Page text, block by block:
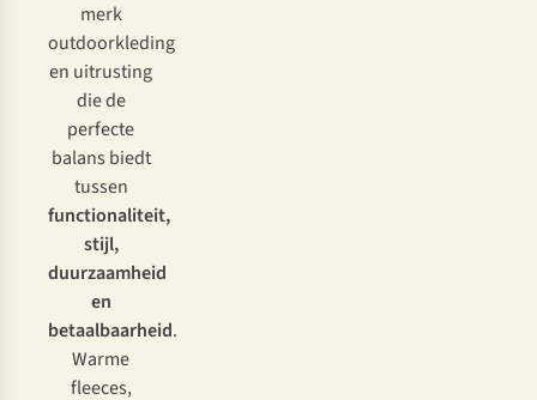
merk
outdoorkleding
en uitrusting
die de
perfecte
balans biedt
tussen
functionaliteit,
stijl,
duurzaamheid
en
betaalbaarheid.
Warme
fleeces,